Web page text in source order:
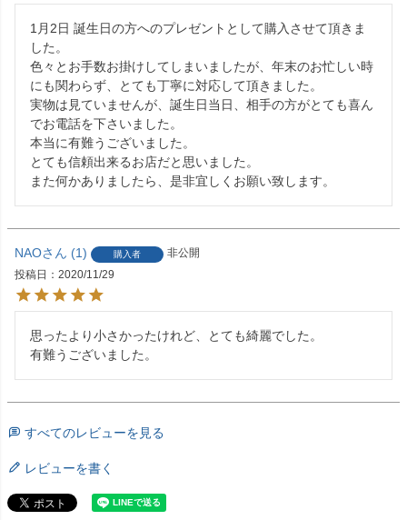
1月2日 誕生日の方へのプレゼントとして購入させて頂きま
した。
色々とお手数お掛けしてしまいましたが、年末のお忙しい時
にも関わらず、とても丁寧に対応して頂きました。
実物は見ていませんが、誕生日当日、相手の方がとても喜ん
でお電話を下さいました。
本当に有難うございました。
とても信頼出来るお店だと思いました。
また何かありましたら、是非宜しくお願い致します。
NAO 1 購入者
非公開
投稿日
2020/11/29
思ったより小さかったけれど、とても綺麗でした。
有難うございました。
すべてのレビューを見る
レビューを書く